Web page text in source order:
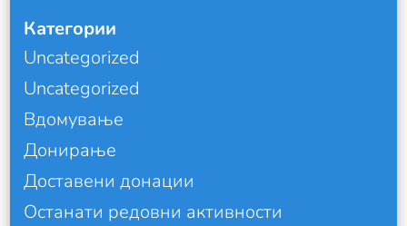
Категории
Uncategorized
Uncategorized
Вдомување
Донирање
Доставени донации
Останати редовни активности